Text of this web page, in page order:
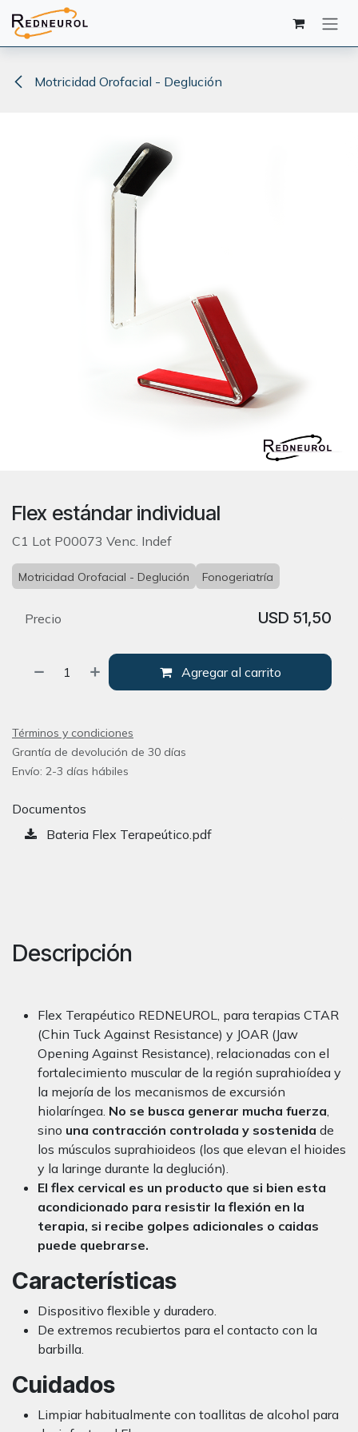
Ir al contenido
Motricidad Orofacial - Deglución
Flex estándar individual
C1 Lot P00073 Venc. Indef
Motricidad Orofacial - Deglución Fonogeriatría
Agregar al carrito
Precio USD 51,50
Términos y condiciones
Grantía de devolución de 30 días
Envío: 2-3 días hábiles
Documentos
Bateria Flex Terapeútico.pdf
Descripción
Flex Terapéutico REDNEUROL, para terapias CTAR
(Chin Tuck Against Resistance) y JOAR (Jaw
Opening Against Resistance), relacionadas con el
fortalecimiento muscular de la región suprahioídea y
la mejoría de los mecanismos de excursión
hiolaríngea. No se busca generar mucha fuerza,
sino una contracción controlada y sostenida de
los músculos suprahioideos (los que elevan el hioides
y la laringe durante la deglución).
El flex cervical es un producto que si bien esta
acondicionado para resistir la flexión en la
terapia, si recibe golpes adicionales o caidas
puede quebrarse.
Características
Dispositivo flexible y duradero.
De extremos recubiertos para el contacto con la
barbilla.
Cuidados
Limpiar habitualmente con toallitas de alcohol para